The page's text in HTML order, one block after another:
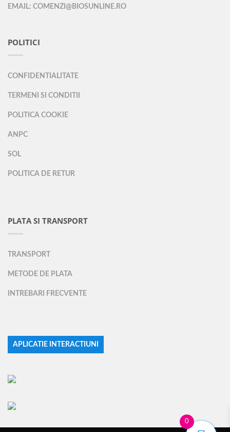
EMAIL: COMENZI@BIOSUNLINE.RO
POLITICI
CONFIDENTIALITATE
TERMENI SI CONDITII
POLITICA COOKIE
ANPC
SOL
POLITICA DE RETUR
PLATA SI TRANSPORT
TRANSPORT
METODE DE PLATA
INTREBARI FRECVENTE
APLICATIE INTERACTIUNI
0